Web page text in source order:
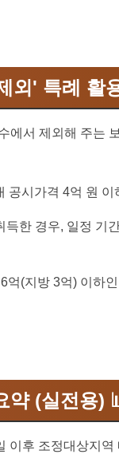
외' 특례 활
서 제외해 주는
공시가격 4억 원
한 경우, 일정 기
억(지방 3억) 이하
약 (실전용)
후 조정대상지역